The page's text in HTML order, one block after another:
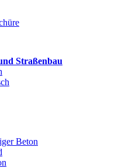
Straßenbau
Beton